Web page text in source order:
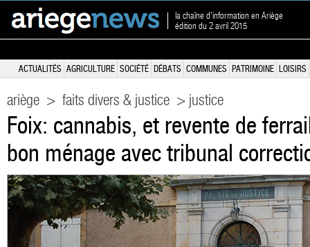
la chaîne d'information en Ariège
édition du 2 avril 2015
ACTUALITÉS AGRICULTURE SOCIÉTÉ DÉBATS COMMUNES PATRIMOINE LOISIRS
ariège > faits divers & justice > justice
Foix: cannabis, et revente de
bon ménage avec tribunal